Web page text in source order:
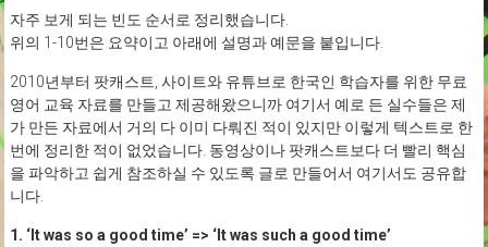
자주 보게 되는 빈도 순서로 정리했습니다.
위의 1-10번은 요약이고 아래에 설명과 예문을 붙입니다.
2010년부터 팟캐스트, 사이트와 유튜브로 한국인 학습자를 위한 무료
영어 교육 자료를 만들고 제공해왔으니까 여기서 예로 든 실수들은 제
가 만든 자료에서 거의 다 이미 다뤄진 적이 있지만 이렇게 텍스트로 한
번에 정리한 적이 없었습니다. 동영상이나 팟캐스트보다 더 빨리 핵심
을 파악하고 쉽게 참조하실 수 있도록 글로 만들어서 여기서도 공유합
니다.
1. ‘It was so a good time’ => ‘It was such a good time’